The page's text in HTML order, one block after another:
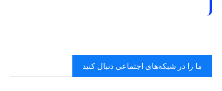
ما را در شبکه‌های اجتماعی دنبال کنید